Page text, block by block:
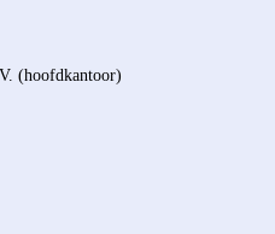
(hoofdkantoor)